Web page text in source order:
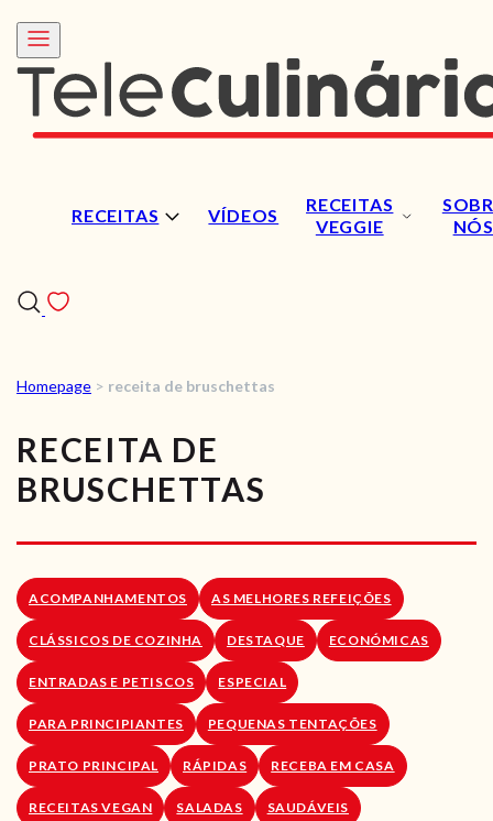
RECEITAS VÍDEOS
RECEITAS
VEGGIE
NÓS
RECEITAS
RECEITAS VEGGIE
LOJA ONLINE
BLOG
Homepage > receita de bruschettas
RECEITA DE
BRUSCHETTAS
ACOMPANHAMENTOS AS MELHORES REFEIÇÕES
CLÁSSICOS DE COZINHA DESTAQUE ECONÓMICAS
ENTRADAS E PETISCOS ESPECIAL
PARA PRINCIPIANTES PEQUENAS TENTAÇÕES
PRATO PRINCIPAL RÁPIDAS RECEBA EM CASA
RECEITAS VEGAN SALADAS SAUDÁVEIS